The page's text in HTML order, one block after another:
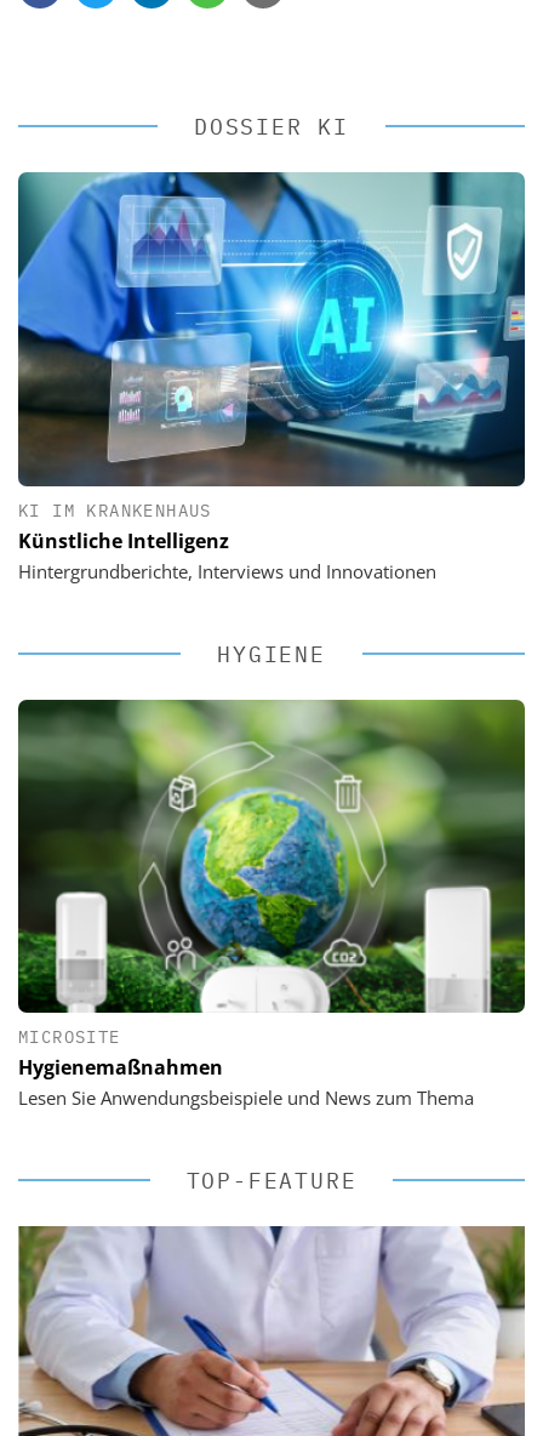
DOSSIER KI
KI IM KRANKENHAUS
Künstliche Intelligenz
Hintergrundberichte, Interviews und Innovationen
HYGIENE
MICROSITE
Hygienemaßnahmen
Lesen Sie Anwendungsbeispiele und News zum Thema
TOP-FEATURE